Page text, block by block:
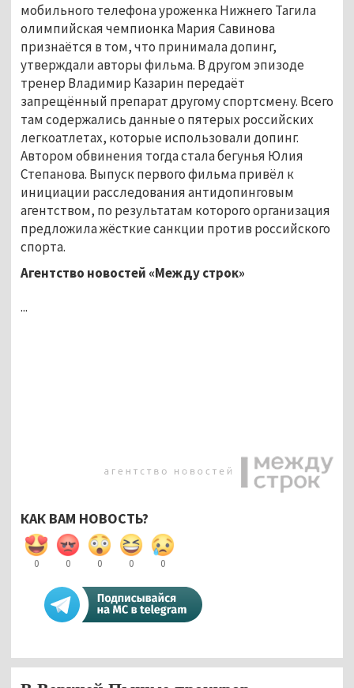
мобильного телефона уроженка Нижнего Тагила
олимпийская чемпионка Мария Савинова
признаётся в том, что принимала допинг,
утверждали авторы фильма. В другом эпизоде
тренер Владимир Казарин передаёт
запрещённый препарат другому спортсмену. Всего
там содержались данные о пятерых российских
легкоатлетах, которые использовали допинг.
Автором обвинения тогда стала бегунья Юлия
Степанова. Выпуск первого фильма привёл к
инициации расследования антидопинговым
агентством, по результатам которого организация
предложила жёсткие санкции против российского
спорта.
Агентство новостей «Между строк»
...
КАК ВАМ НОВОСТЬ?
0 0 0 0 0